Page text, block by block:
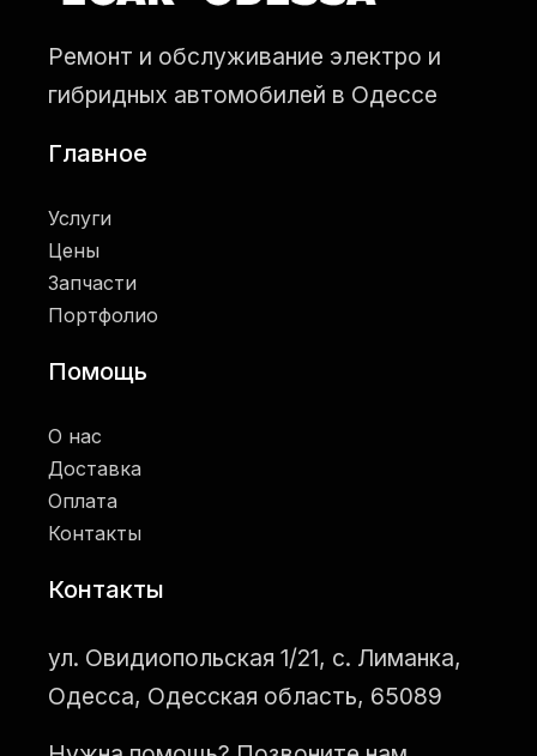
Ремонт и обслуживание электро и
гибридных автомобилей в Одессе
Главное
Услуги
Цены
Запчасти
Портфолио
Помощь
О нас
Доставка
Оплата
Контакты
Контакты
ул. Овидиопольская 1/21, с. Лиманка,
Одесса, Одесская область, 65089